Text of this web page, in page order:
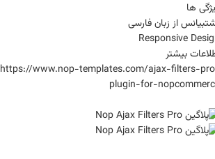
ها
از زبان فارسی
Responsive
بیشتر
https://www.nop-templates.com/ajax-filters-
plugin-for-